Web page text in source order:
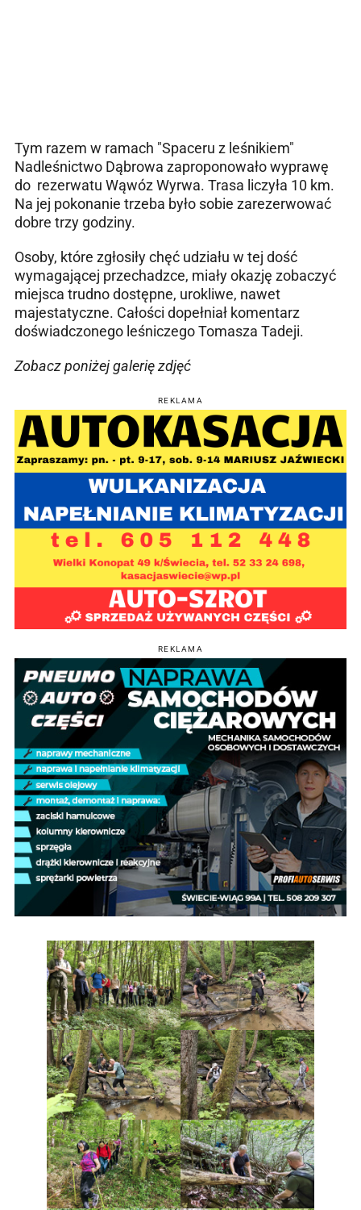
Tym razem w ramach "Spaceru z leśnikiem"
Nadleśnictwo Dąbrowa zaproponowało wyprawę
do rezerwatu Wąwóz Wyrwa. Trasa liczyła 10 km.
Na jej pokonanie trzeba było sobie zarezerwować
dobre trzy godziny.
Osoby, które zgłosiły chęć udziału w tej dość
wymagającej przechadzce, miały okazję zobaczyć
miejsca trudno dostępne, urokliwe, nawet
majestatyczne. Całości dopełniał komentarz
doświadczonego leśniczego Tomasza Tadeji.
Zobacz poniżej galerię zdjęć
REKLAMA
REKLAMA